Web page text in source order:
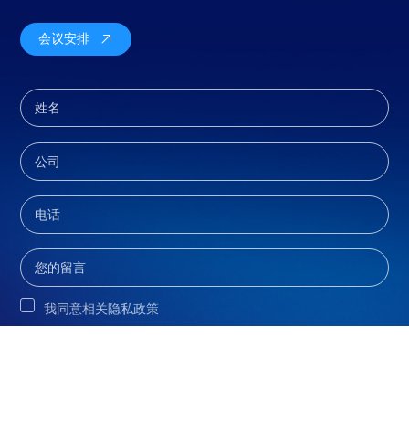
会议安排
我同意相关隐私政策